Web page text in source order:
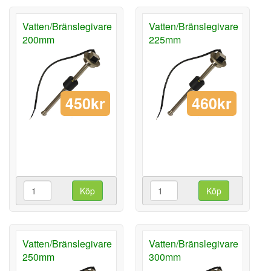
Vatten/Bränslegivare
200mm
450kr
Köp
Vatten/Bränslegivare
225mm
460kr
Köp
Vatten/Bränslegivare
250mm
Vatten/Bränslegivare
300mm